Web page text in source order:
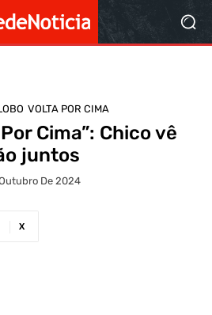
VOLTA POR CIMA
Cima”: Chico vê
juntos
De 2024
X